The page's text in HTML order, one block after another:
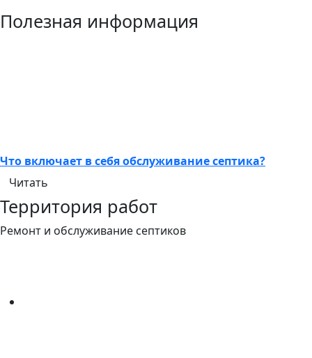
Полезная информация
Что включает в себя обслуживание септика?
Читать
Территория работ
Ремонт и обслуживание септиков